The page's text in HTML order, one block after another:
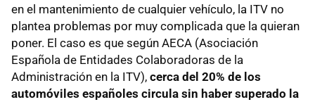
en el mantenimiento de cualquier vehículo, la ITV no
plantea problemas por muy complicada que la quieran
poner. El caso es que según AECA (Asociación
Española de Entidades Colaboradoras de la
Administración en la ITV), cerca del 20% de los
automóviles españoles circula sin haber superado la